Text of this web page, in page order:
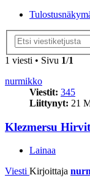
1 viesti • Sivu 1/1
nurmikko
Viestit: 345
Liittynyt: 21
Klezmersu
Lainaa
Viesti Kirjoittaja